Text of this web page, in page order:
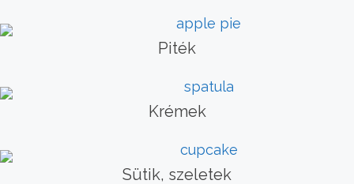
Piték
Krémek
Sütik, szeletek